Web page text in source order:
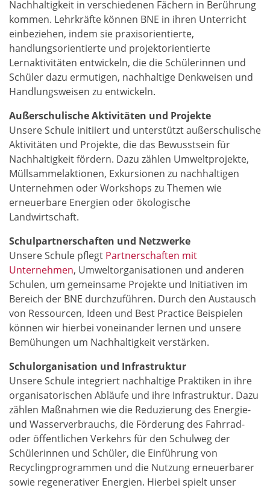
Nachhaltigkeit in verschiedenen Fächern in Berührung
kommen. Lehrkräfte können BNE in ihren Unterricht
einbeziehen, indem sie praxisorientierte,
handlungsorientierte und projektorientierte
Lernaktivitäten entwickeln, die die Schülerinnen und
Schüler dazu ermutigen, nachhaltige Denkweisen und
Handlungsweisen zu entwickeln.
Außerschulische Aktivitäten und Projekte
Unsere Schule initiiert und unterstützt außerschulische
Aktivitäten und Projekte, die das Bewusstsein für
Nachhaltigkeit fördern. Dazu zählen Umweltprojekte,
Müllsammelaktionen, Exkursionen zu nachhaltigen
Unternehmen oder Workshops zu Themen wie
erneuerbare Energien oder ökologische
Landwirtschaft.
Schulpartnerschaften und Netzwerke
Unsere Schule pflegt Partnerschaften mit
Unternehmen, Umweltorganisationen und anderen
Schulen, um gemeinsame Projekte und Initiativen im
Bereich der BNE durchzuführen. Durch den Austausch
von Ressourcen, Ideen und Best Practice Beispielen
können wir hierbei voneinander lernen und unsere
Bemühungen um Nachhaltigkeit verstärken.
Schulorganisation und Infrastruktur
Unsere Schule integriert nachhaltige Praktiken in ihre
organisatorischen Abläufe und ihre Infrastruktur. Dazu
zählen Maßnahmen wie die Reduzierung des Energie-
und Wasserverbrauchs, die Förderung des Fahrrad-
oder öffentlichen Verkehrs für den Schulweg der
Schülerinnen und Schüler, die Einführung von
Recyclingprogrammen und die Nutzung erneuerbarer
sowie regenerativer Energien. Hierbei spielt unser